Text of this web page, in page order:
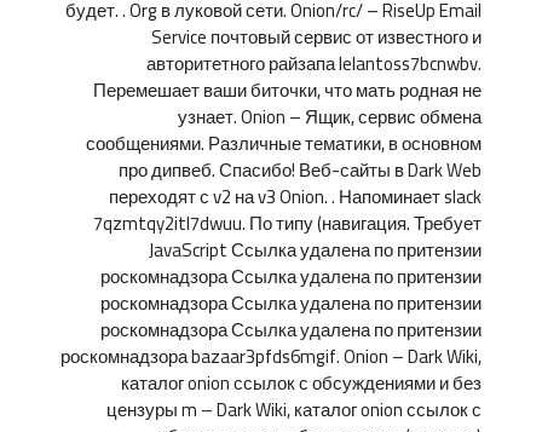
будет. . Org в луковой сети. Onion/rc/ – RiseUp Email
Service почтовый сервис от известного и
авторитетного райзапа lelantoss7bcnwbv.
Перемешает ваши биточки, что мать родная не
узнает. Onion – Ящик, сервис обмена
сообщениями. Различные тематики, в основном
про дипвеб. Спасибо! Веб-сайты в Dark Web
переходят с v2 на v3 Onion. . Напоминает slack
7qzmtqy2itl7dwuu. По типу (навигация. Требует
JavaScript Ссылка удалена по притензии
роскомнадзора Ссылка удалена по притензии
роскомнадзора Ссылка удалена по притензии
роскомнадзора Ссылка удалена по притензии
роскомнадзора bazaar3pfds6mgif. Onion – Dark Wiki,
каталог onion ссылок с обсуждениями и без
цензуры m – Dark Wiki, каталог onion ссылок с